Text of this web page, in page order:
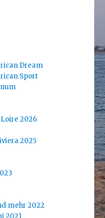
Dream
Sport
2026
2025
mehr 2022
2021